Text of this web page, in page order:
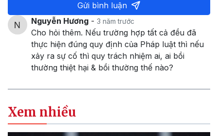
Gửi bình luận
Nguyễn Hương - 3 năm trước
Cho hỏi thêm. Nếu trường hợp tất cả đều đã
thực hiện đúng quy định của Pháp luật thì nếu
xảy ra sự cố thì quy trách nhiệm ai, ai bồi
thường thiệt hại & bồi thường thế nào?
Xem nhiều